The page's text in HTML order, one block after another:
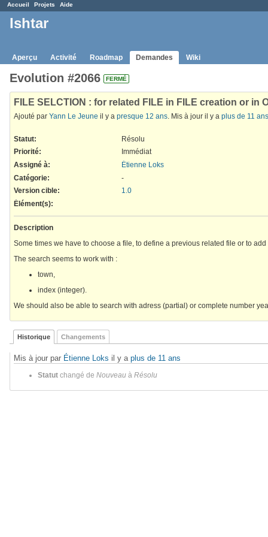
Accueil Projets Aide
Ishtar
Aperçu Activité Roadmap Demandes Wiki
Evolution #2066 FERMÉ
FILE SELCTION : for related FILE in FILE creation or in
Ajouté par Yann Le Jeune il y a presque 12 ans. Mis à jour il y a plus de 11 ans
Statut:
Résolu
Priorité:
Immédiat
Assigné à:
Étienne Loks
Catégorie:
-
Version cible:
1.0
Élément(s):
Description
Some times we have to choose a file, to define a previous related file or to
The search seems to work with :
town,
index (integer).
We should also be able to search with adress (partial) or complete number
Historique Changements
Mis à jour par Étienne Loks il y a plus de 11 ans
Statut changé de Nouveau à Résolu